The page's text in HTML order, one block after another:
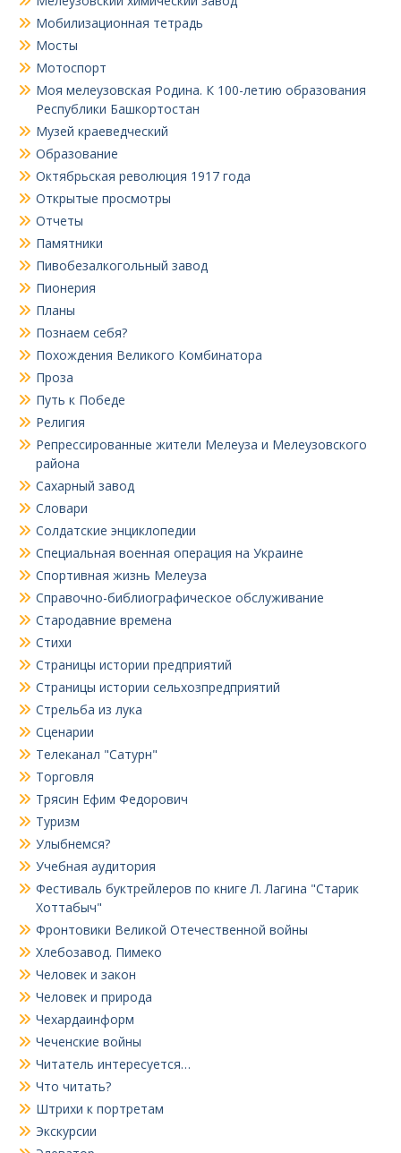
Мобилизационная тетрадь
Мосты
Мотоспорт
Моя мелеузовская Родина. К 100-летию образования
Республики Башкортостан
Музей краеведческий
Образование
Октябрьская революция 1917 года
Открытые просмотры
Отчеты
Памятники
Пивобезалкогольный завод
Пионерия
Планы
Познаем себя?
Похождения Великого Комбинатора
Проза
Путь к Победе
Религия
Репрессированные жители Мелеуза и Мелеузовского
района
Сахарный завод
Словари
Солдатские энциклопедии
Специальная военная операция на Украине
Спортивная жизнь Мелеуза
Справочно-библиографическое обслуживание
Стародавние времена
Стихи
Страницы истории предприятий
Страницы истории сельхозпредприятий
Стрельба из лука
Сценарии
Телеканал "Сатурн"
Торговля
Трясин Ефим Федорович
Туризм
Улыбнемся?
Учебная аудитория
Фестиваль буктрейлеров по книге Л. Лагина "Старик
Хоттабыч"
Фронтовики Великой Отечественной войны
Хлебозавод. Пимеко
Человек и закон
Человек и природа
Чехардаинформ
Чеченские войны
Читатель интересуется…
Что читать?
Штрихи к портретам
Экскурсии